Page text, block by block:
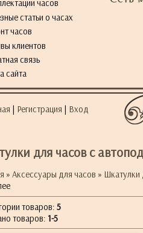
часов
статьи о часах
часов
клиентов
связь
сайта
| Регистрация | Вход
для часов с
» Аксессуары для часов » Шкатулки
товаров: 5
товаров: 1-5